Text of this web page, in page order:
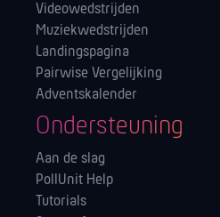
Videowedstrijden
Muziekwedstrijden
Landingspagina
Pairwise Vergelijking
Adventskalender
Ondersteuning
Aan de slag
PollUnit Help
Tutorials